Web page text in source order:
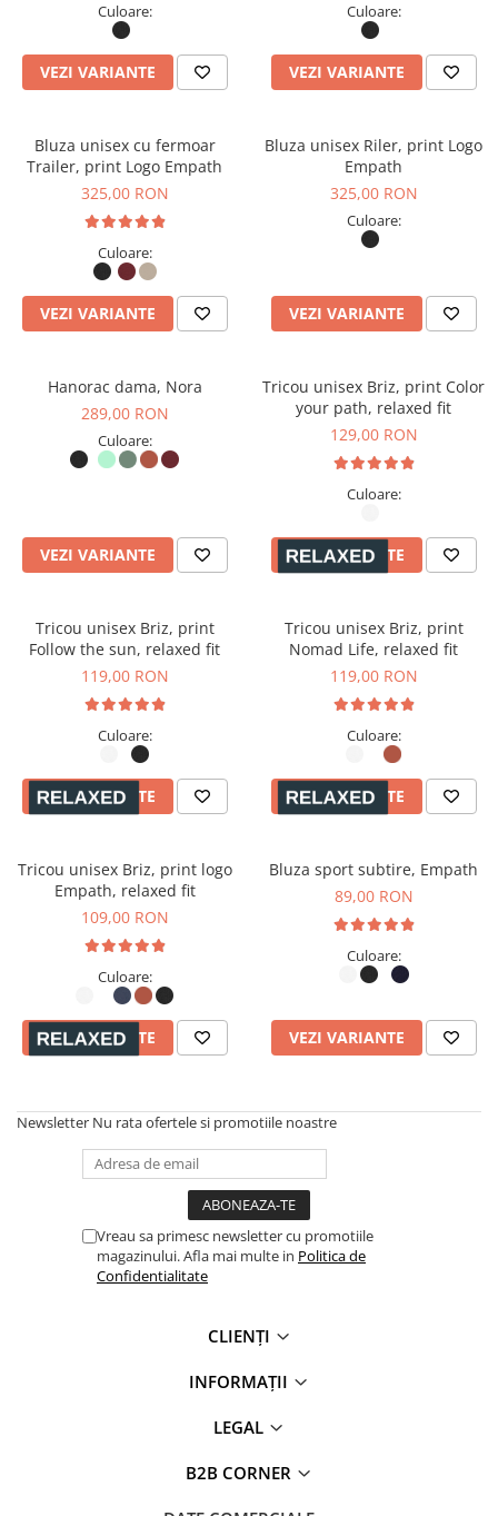
Culoare:
VEZI VARIANTE
Culoare:
VEZI VARIANTE
Bluza unisex cu fermoar
Trailer, print Logo Empath
325,00 RON
Culoare:
VEZI VARIANTE
Bluza unisex Riler, print Logo
Empath
325,00 RON
Culoare:
VEZI VARIANTE
Hanorac dama, Nora
289,00 RON
Culoare:
VEZI VARIANTE
Tricou unisex Briz, print Color
your path, relaxed fit
129,00 RON
Culoare:
VEZI VARIANTE
Tricou unisex Briz, print
Follow the sun, relaxed fit
119,00 RON
Culoare:
VEZI VARIANTE
Tricou unisex Briz, print
Nomad Life, relaxed fit
119,00 RON
Culoare:
VEZI VARIANTE
Tricou unisex Briz, print logo
Empath, relaxed fit
109,00 RON
Culoare:
VEZI VARIANTE
Bluza sport subtire, Empath
89,00 RON
Culoare:
VEZI VARIANTE
Newsletter Nu rata ofertele si promotiile noastre
Vreau sa primesc newsletter cu promotiile
magazinului. Afla mai multe in Politica de
Confidentialitate
CLIENȚI
INFORMAȚII
LEGAL
B2B CORNER